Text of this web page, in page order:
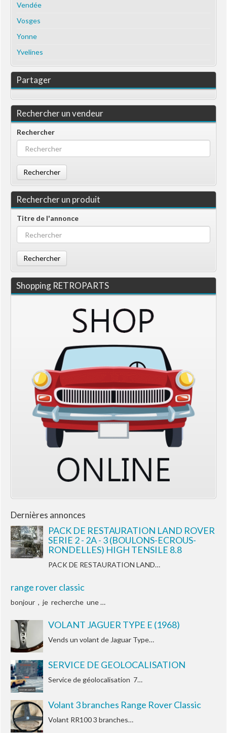
Vendée
Vosges
Yonne
Yvelines
Partager
Rechercher un vendeur
Rechercher
Rechercher
Rechercher un produit
Titre de l'annonce
Rechercher
Shopping RETROPARTS
Dernières annonces
PACK DE RESTAURATION LAND ROVER
SERIE 2 - 2A - 3 (BOULONS-ECROUS-
RONDELLES) HIGH TENSILE 8.8
PACK DE RESTAURATION LAND…
range rover classic
bonjour , je recherche une …
VOLANT JAGUER TYPE E (1968)
Vends un volant de Jaguar Type…
SERVICE DE GEOLOCALISATION
Service de géolocalisation 7…
Volant 3 branches Range Rover Classic
Volant RR100 3 branches…